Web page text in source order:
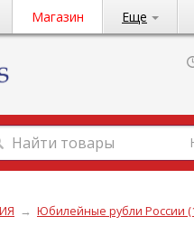
Магазин Еще
→ Юбилейные рубли России